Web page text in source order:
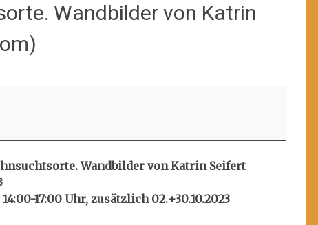
Wandbilder von Katrin
Wandbilder von Katrin Seifert
17:00 Uhr, zusätzlich 02.+30.10.2023